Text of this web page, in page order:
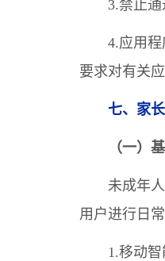
3.禁止
4.应用
要求对有关
七、家
（一）
未成年
用户进行日
1.移动